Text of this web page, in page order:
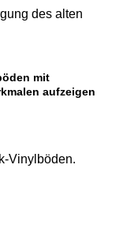
des alten
mit
aufzeigen
Vinylböden.